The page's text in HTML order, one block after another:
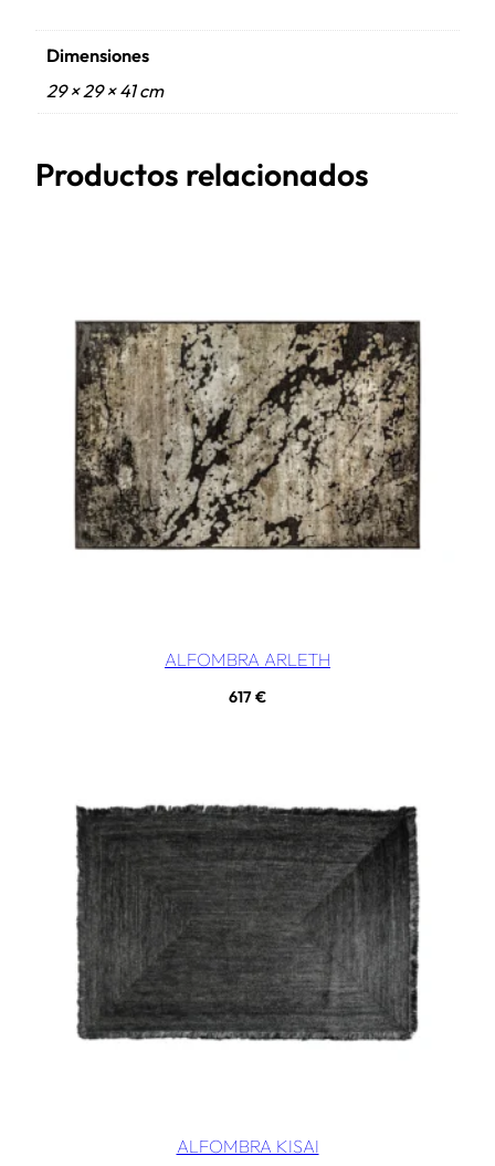
Dimensiones
29 × 29 × 41 cm
Productos relacionados
ALFOMBRA ARLETH
617€
ALFOMBRA KISAI